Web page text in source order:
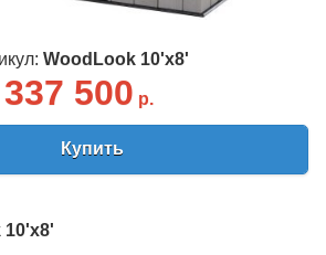
WoodLook 10'x8'
337 500 р.
Купить